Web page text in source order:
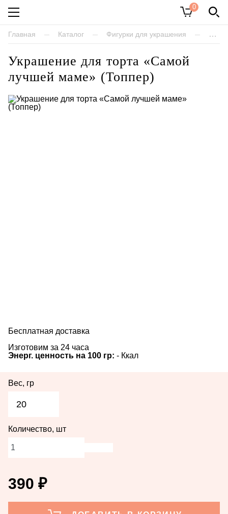
Каталог
Торты
Пироги
Главная Каталог Фигурки для украшения
0
Украшение для торта «Самой
лучшей маме» (Топпер)
Бесплатная доставка
Изготовим за 24 часа
Энерг. ценность на 100 гр: - Ккал
Вес, гр
20
Количество, шт
390 ₽